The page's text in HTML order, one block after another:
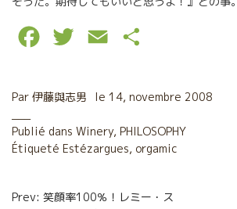
c
b
i
t
a
l
r
a
Par 伊藤與志男 le 14, novembre 2008
Publié dans Winery, PHILOSOPHY
Étiqueté Estézargues, orgamic
Navigation
Prev: 笑顔率100％！レミー・ス